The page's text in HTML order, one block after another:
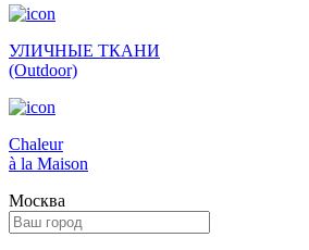
УЛИЧНЫЕ ТКАНИ
(Outdoor)
Сhaleur
à la Maison
Москва